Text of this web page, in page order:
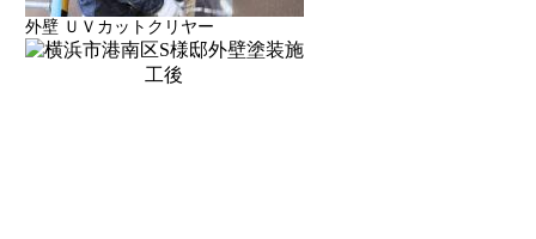
外壁 ＵＶカットクリヤー